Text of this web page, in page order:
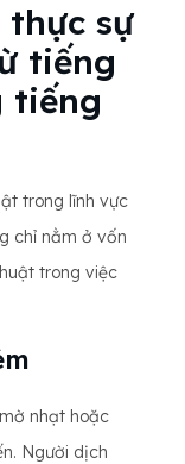
sự
tiếng
tiếng
trong lĩnh vực
chỉ nằm ở vốn
trong việc
nhạt hoặc
Người dịch